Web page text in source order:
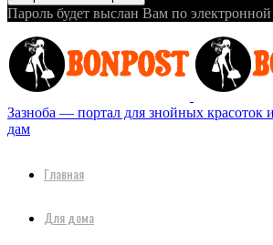
Пароль будет выслан Вам по электронной
Зазноба — портал для знойных красоток
дам
Главная
Для дома